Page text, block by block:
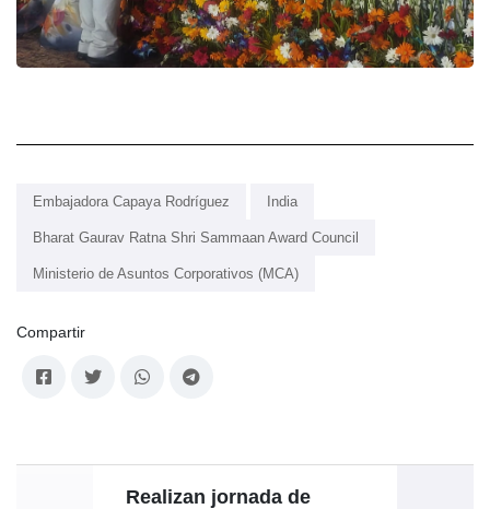
Embajadora Capaya Rodríguez India
Bharat Gaurav Ratna Shri Sammaan Award Council
Ministerio de Asuntos Corporativos (MCA)
Compartir
Realizan jornada de